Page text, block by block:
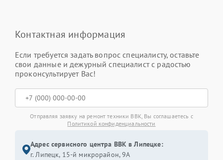
Контактная информация
Если требуется задать вопрос специалисту, оставьте
свои данные и дежурный специалист с радостью
проконсультирует Вас!
Отправляя заявку на ремонт техники BBK, Вы соглашаетесь с
Политикой конфиденциальности
Адрес сервисного центра BBK в Липецке:
г. Липецк, 15-й микрорайон, 9А